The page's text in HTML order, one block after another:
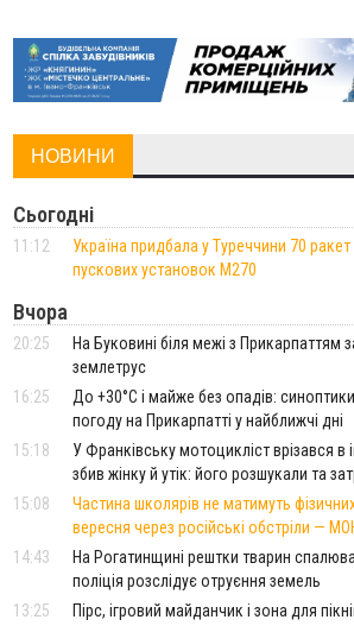
НОВИНИ
Сьогодні
11:12
Україна придбала у Туреччини 70 ракет
пускових установок M270
Вчора
20:25
На Буковині біля межі з Прикарпаттям
землетрус
16:25
До +30°C і майже без опадів:
погоду на Прикарпатті у найближчі дні
15:18
У Франківську мотоцикліст врізався в
збив жінку й утік: його розшукали та
15:08
Частина школярів не матимуть
вересня через російські обстріли —
14:43
На Рогатинщині рештки тварин
поліція розслідує отруєння земель
13:25
Пірс, ігровий майданчик і зона для